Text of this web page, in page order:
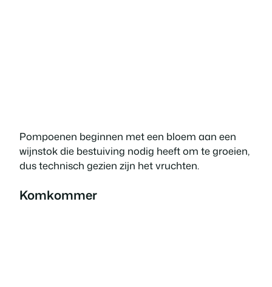
Pompoenen beginnen met een bloem aan een
wijnstok die bestuiving nodig heeft om te groeien,
dus technisch gezien zijn het vruchten.
Komkommer